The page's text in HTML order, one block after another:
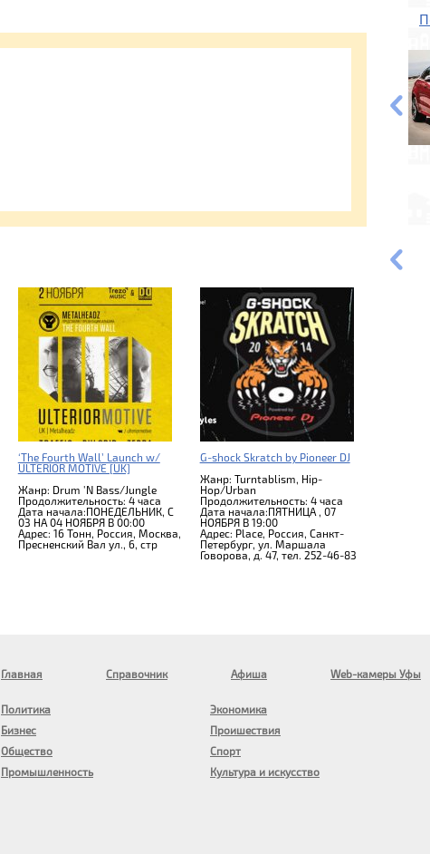
‘The Fourth Wall’ Launch w/
ULTERIOR MOTIVE [UK]
Жанр: Drum 'N Bass/Jungle
Продолжительность: 4 часа
Дата начала:ПОНЕДЕЛЬНИК, C
03 НА 04 НОЯБРЯ В 00:00
Адрес: 16 Тонн, Россия, Москва,
Пресненский Вал ул., 6, стр
G-shock Skratch by Pioneer DJ
Жанр: Turntablism, Hip-
Hop/Urban
Продолжительность: 4 часа
Дата начала:ПЯТНИЦА , 07
НОЯБРЯ В 19:00
Адрес: Place, Россия, Санкт-
Петербург, ул. Маршала
Говорова, д. 47, тел. 252-46-83
Главная Справочник Афиша Web-камеры Уфы
Политика
Бизнес
Общество
Промышленность
Экономика
Проишествия
Спорт
Культура и искусство